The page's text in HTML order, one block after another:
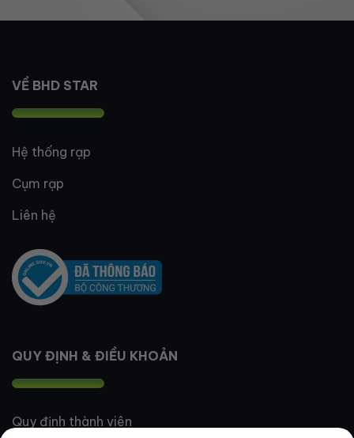
VỀ BHD STAR
Hệ thống rạp
Cụm rạp
Liên hệ
QUY ĐỊNH & ĐIỀU KHOẢN
Quy định thành viên